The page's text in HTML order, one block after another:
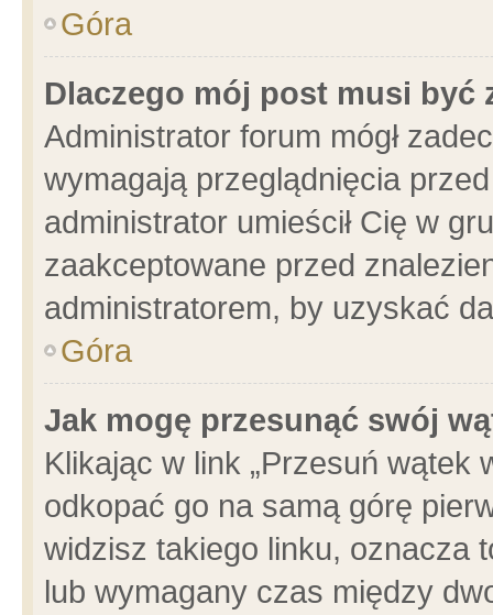
Góra
Dlaczego mój post musi być
Administrator forum mógł
wymagają przeglądnięcia
administrator umieścił Cię w
zaakceptowane przed
administratorem, by uzyskać
Góra
Jak mogę przesunąć swój
Klikając w link „Przesuń wątek
odkopać go na samą górę
widzisz takiego linku, oznacza
lub wymagany czas między